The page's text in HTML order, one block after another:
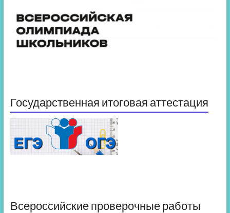
Государственная итоговая аттестация
Всероссийские проверочные работы